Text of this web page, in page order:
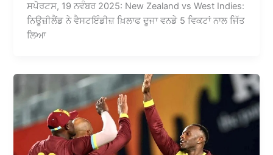
ਸਪੋਰਟਸ, 19 ਨਵੰਬਰ 2025: New Zealand vs West Indies:
ਨਿਊਜ਼ੀਲੈਂਡ ਨੇ ਵੈਸਟਇੰਡੀਜ਼ ਖ਼ਿਲਾਫ ਦੂਜਾ ਵਨਡੇ 5 ਵਿਕਟਾਂ ਨਾਲ ਜਿੱਤ
ਲਿਆ